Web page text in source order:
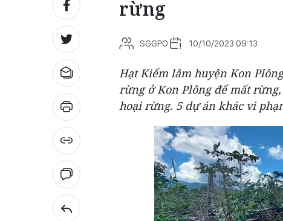
rừng
SGGPO 10/10/2023 09:13
Hạt Kiểm lâm huyện Kon
rừng ở Kon Plông để mất
hoại rừng. 5 dự án khác vi